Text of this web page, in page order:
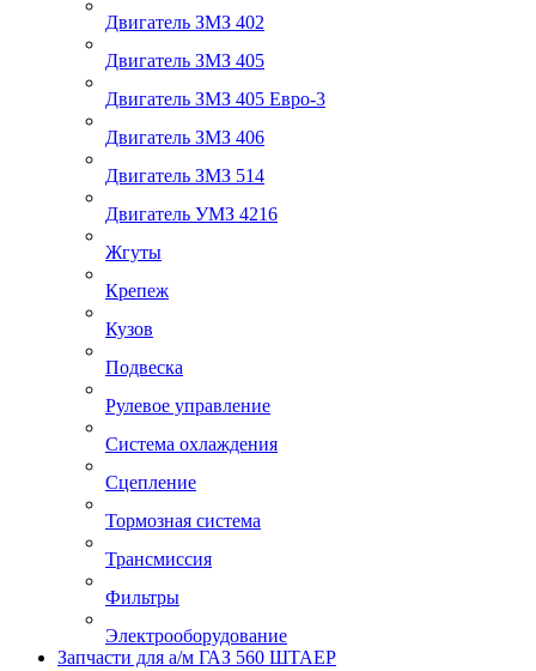
Двигатель ЗМЗ 402
Двигатель ЗМЗ 405
Двигатель ЗМЗ 405 Евро-3
Двигатель ЗМЗ 406
Двигатель ЗМЗ 514
Двигатель УМЗ 4216
Жгуты
Крепеж
Кузов
Подвеска
Рулевое управление
Система охлаждения
Сцепление
Тормозная система
Трансмиссия
Фильтры
Электрооборудование
Запчасти для а/м ГАЗ 560 ШТАЕР